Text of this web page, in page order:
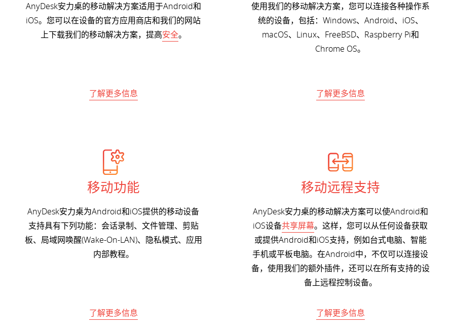
AnyDesk安力桌的移动解决方案适用于Android和
iOS。您可以在设备的官方应用商店和我们的网站
上下载我们的移动解决方案，提高安全。
了解更多信息
使用我们的移动解决方案，您可以连接各种操作系
统的设备，包括：Windows、Android、iOS、
macOS、Linux、FreeBSD、Raspberry Pi和
Chrome OS。
了解更多信息
移动功能
AnyDesk安力桌为Android和iOS提供的移动设备
支持具有下列功能：会话录制、文件管理、剪贴
板、局域网唤醒(Wake-On-LAN)、隐私模式、应用
内部教程。
了解更多信息
移动远程支持
AnyDesk安力桌的移动解决方案可以使Android和
iOS设备共享屏幕。这样，您可以从任何设备获取
或提供Android和iOS支持，例如台式电脑、智能
手机或平板电脑。在Android中，不仅可以连接设
备，使用我们的额外插件，还可以在所有支持的设
备上远程控制设备。
了解更多信息